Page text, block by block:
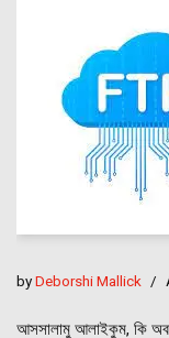
byDeborshi Mallick
আসসালামু আলাইকুম, কি